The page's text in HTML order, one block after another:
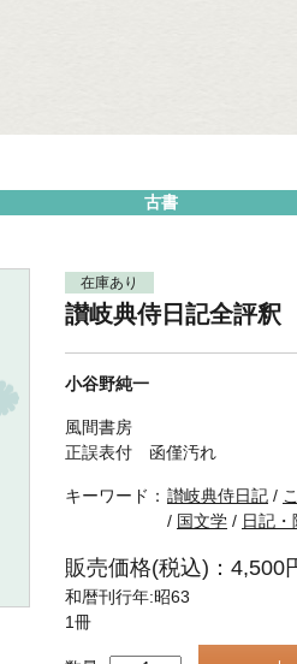
古書
在庫あり
讃岐典侍日記全評釈
小谷野純一
風間書房
正誤表付 函僅汚れ
キーワード： 讃岐典侍日記 /
/ 国文学 / 日記・
販売価格(税込)：4,500
和暦刊行年:昭63
1冊